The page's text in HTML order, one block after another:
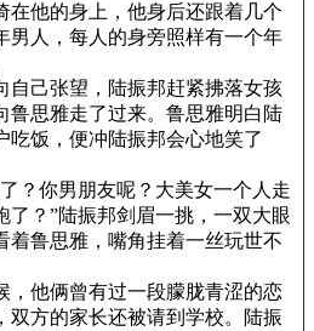
在他的身上，他身后还跟着几个
男人，每人的身旁照样有一个年
己张望，陆振邦赶紧拂落女孩
鲁思雅走了过来。鲁思雅明白陆
吃饭，便冲陆振邦会心地笑了
？你男朋友呢？大美女一个人走
了？”陆振邦剑眉一挑，一双大眼
着鲁思雅，嘴角挂着一丝玩世不
他俩曾有过一段朦胧青涩的恋
双方的家长还被请到学校。陆振